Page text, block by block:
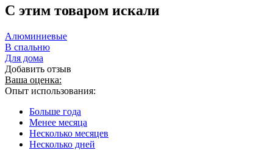
C этим товаром искали
Алюминиевые
В спальню
Для дома
Добавить отзыв
Ваша оценка:
Опыт использования:
Больше года
Менее месяца
Несколько месяцев
Несколько дней